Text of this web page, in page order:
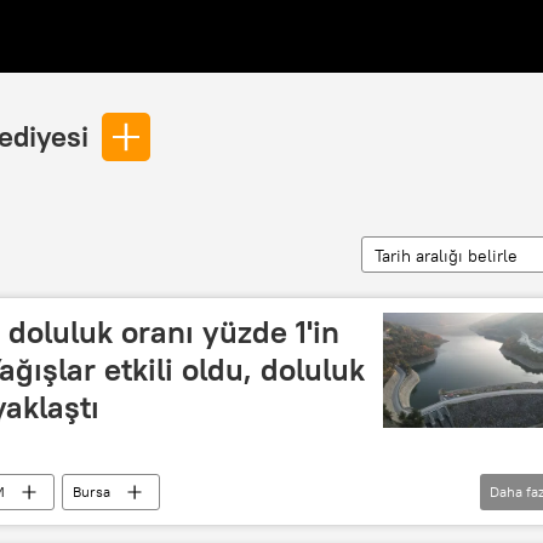
Tarih aralığı belirle
oranı yüzde 1'in
etkili oldu, doluluk
Bursa
İdaresi (BUSKİ)
Bursa Belediyesi
su
Daha